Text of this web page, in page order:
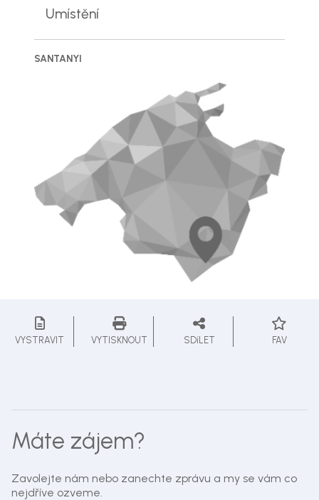
Umístění
SANTANYI
VYSTRAVIT VYTISKNOUT SDíLET FAV
Máte zájem?
Zavolejte nám nebo zanechte zprávu a my se vám co
nejdříve ozveme.